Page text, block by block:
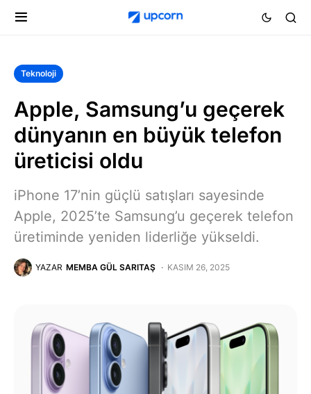
Teknoloji
Apple, Samsung’u geçerek
dünyanın en büyük telefon
üreticisi oldu
iPhone 17’nin güçlü satışları sayesinde
Apple, 2025’te Samsung’u geçerek telefon
üretiminde yeniden liderliğe yükseldi.
YAZAR MEMBA GÜL SARITAŞ KASIM 26, 2025